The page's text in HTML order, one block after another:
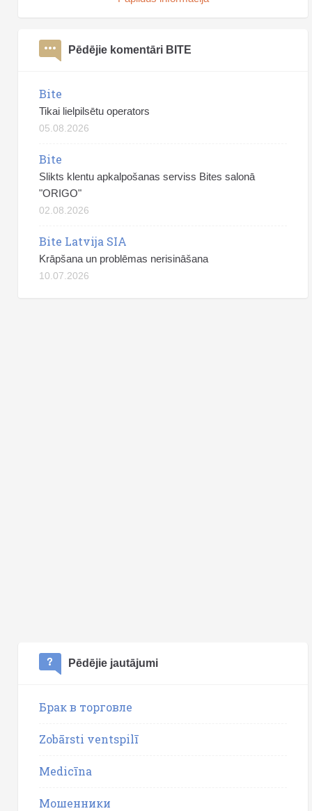
Pēdējie komentāri BITE
Bite
Tikai lielpilsētu operators
05.08.2026
Bite
Slikts klentu apkalpošanas serviss Bites salonā
"ORIGO"
02.08.2026
Bite Latvija SIA
Krāpšana un problēmas nerisināšana
10.07.2026
Pēdējie jautājumi
Брак в торговле
Zobārsti ventspilī
Medicīna
Мошенники